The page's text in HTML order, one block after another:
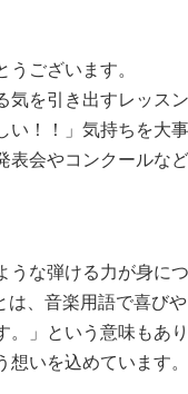
ございます。
を引き出すレッスン
い！！」気持ちを大
表会やコンクールな
な弾ける力が身につ
、音楽用語で喜び
」という意味もあり
想いを込めています